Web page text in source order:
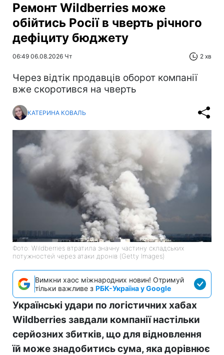
Ремонт Wildberries може
обійтись Росії в чверть річного
дефіциту бюджету
06:49 06.08.2026 Чт 2 хв
Через відтік продавців оборот компанії
вже скоротився на чверть
КАТЕРИНА КОВАЛЬ
Фото: Wildberries втратила значну частину складських
потужностей через атаки дронів (Getty Images)
Вимкни хаос міжнародних новин! Отримуй
тільки важливе з РБК-Україна у Google
Українські удари по логістичних хабах
Wildberries завдали компанії настільки
серйозних збитків, що для відновлення
їй може знадобитись сума, яка дорівнює